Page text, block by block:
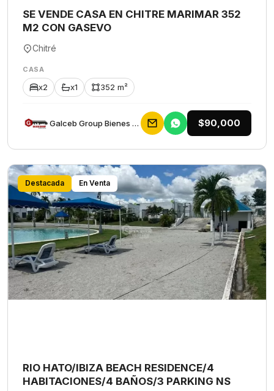
SE VENDE CASA EN CHITRE MARIMAR 352
M2 CON GASEVO
Chitré
CASA
x2 x1 352 m²
Galceb Group Bienes Raices $90,000
Destacada En Venta
RIO HATO/IBIZA BEACH RESIDENCE/4
HABITACIONES/4 BAÑOS/3 PARKING NS